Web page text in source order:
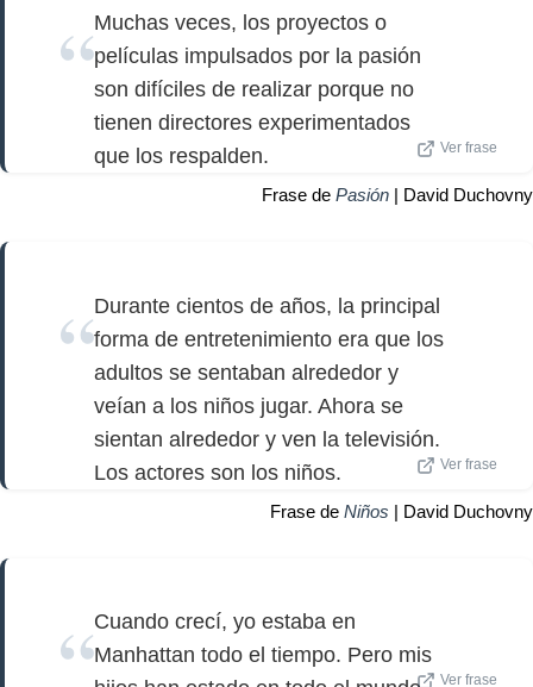
Muchas veces, los proyectos o
películas impulsados por la pasión
son difíciles de realizar porque no
tienen directores experimentados
que los respalden.
Ver frase
Frase de Pasión | David Duchovny
Durante cientos de años, la principal
forma de entretenimiento era que los
adultos se sentaban alrededor y
veían a los niños jugar. Ahora se
sientan alrededor y ven la televisión.
Los actores son los niños.
Ver frase
Frase de Niños | David Duchovny
Cuando crecí, yo estaba en
Manhattan todo el tiempo. Pero mis
Ver frase